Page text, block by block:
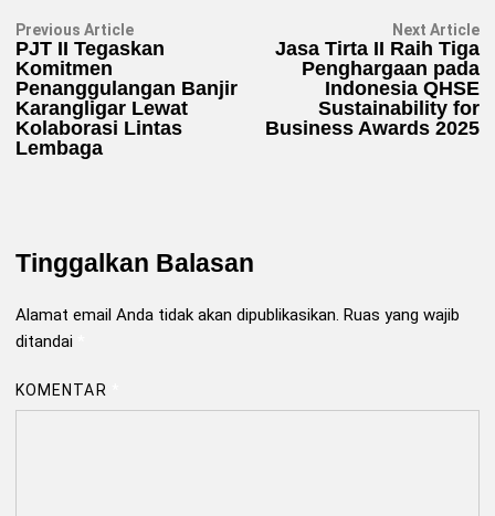
Navigasi
pos
Previous ArticlePrevious
article:
PJT II Tegaskan
Komitmen
Penanggulangan Banjir
Karangligar Lewat
Kolaborasi Lintas
Lembaga
Next Article
Jasa Tirta II Raih Tiga
Penghargaan pada
Indonesia QHSE
Sustainability for
Business Awards 2025
Tinggalkan Balasan
Alamat email Anda tidak akan dipublikasikan. Ruas yang wajib
ditandai
KOMENTAR